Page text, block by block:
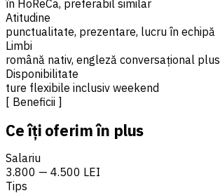
în HoReCa, preferabil similar
Atitudine
punctualitate, prezentare, lucru în echipă
Limbi
română nativ, engleză conversațional plus
Disponibilitate
ture flexibile inclusiv weekend
[ Beneficii ]
Ce îți oferim în plus
Salariu
3.800 — 4.500 LEI
Tips